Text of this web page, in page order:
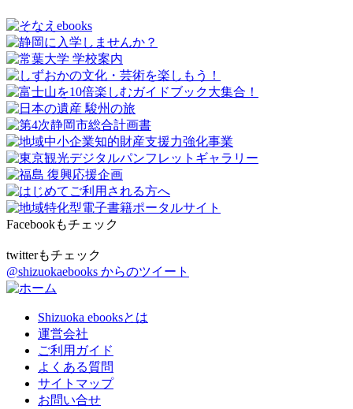
Facebookもチェック
twitterもチェック
@shizuokaebooks からのツイート
Shizuoka ebooksとは
運営会社
ご利用ガイド
よくある質問
サイトマップ
お問い合せ